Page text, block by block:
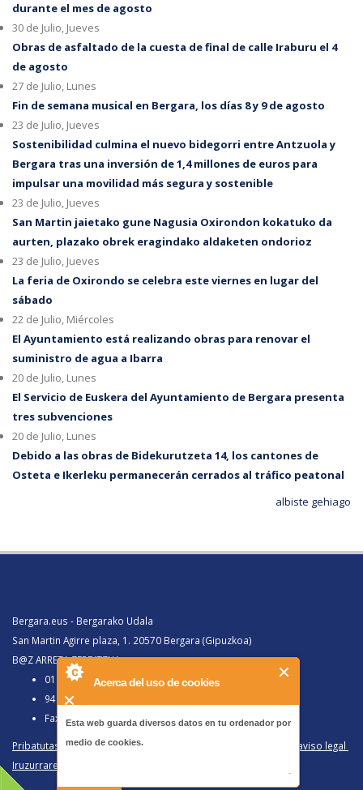
Acerca del uso de cookies
Esta web guarda diversos datos en tu ordenador por
medio de cookies.
-
durante el mes de agosto
30 de Julio, Jueves
Obras de asfaltado de la cuesta de final de calle Iraburu el 4
de agosto
27 de Julio, Lunes
Fin de semana musical en Bergara, los días 8 y 9 de agosto
23 de Julio, Jueves
Sostenibilidad culmina el nuevo bidegorri entre Antzuola y
Bergara tras una inversión de 1,4 millones de euros para
impulsar una movilidad más segura y sostenible
23 de Julio, Jueves
San Martin jaietako gune Nagusia Oxirondon kokatuko da
aurten, plazako obrek eragindako aldaketen ondorioz
23 de Julio, Jueves
La feria de Oxirondo se celebra este viernes en lugar del
sábado
22 de Julio, Miércoles
El Ayuntamiento está realizando obras para renovar el
suministro de agua a Ibarra
20 de Julio, Lunes
El Servicio de Euskera del Ayuntamiento de Bergara presenta
tres subvenciones
20 de Julio, Lunes
Debido a las obras de Bidekurutzeta 14, los cantones de
Osteta e Ikerleku permanecerán cerrados al tráfico peatonal
albiste gehiago
Bergara.eus - Bergarako Udala
San Martin Agirre plaza, 1. 20570 Bergara (Gipuzkoa)
B@Z ARRETA ZERBITZUA:
010, Bergaratik deituz gero
943 77 91 00, Bergaraz kanpotik deituz gero
Faxa 943 77 91 63
Pribatutasun politika eta lege oharra
Política de privacidad y aviso legal
Iruzurraren Aurkako Politika